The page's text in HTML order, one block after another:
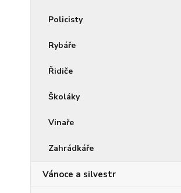
Policisty
Rybáře
Řidiče
Školáky
Vinaře
Zahrádkáře
Vánoce a silvestr